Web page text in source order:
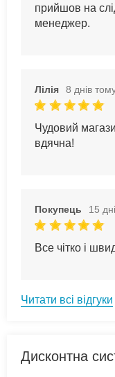
прийшов на
менеджер.
Лілія 8 днів
Чудовий
вдячна!
Покупець 15
Все чітко і
Читати всі відгуки
Дисконтна